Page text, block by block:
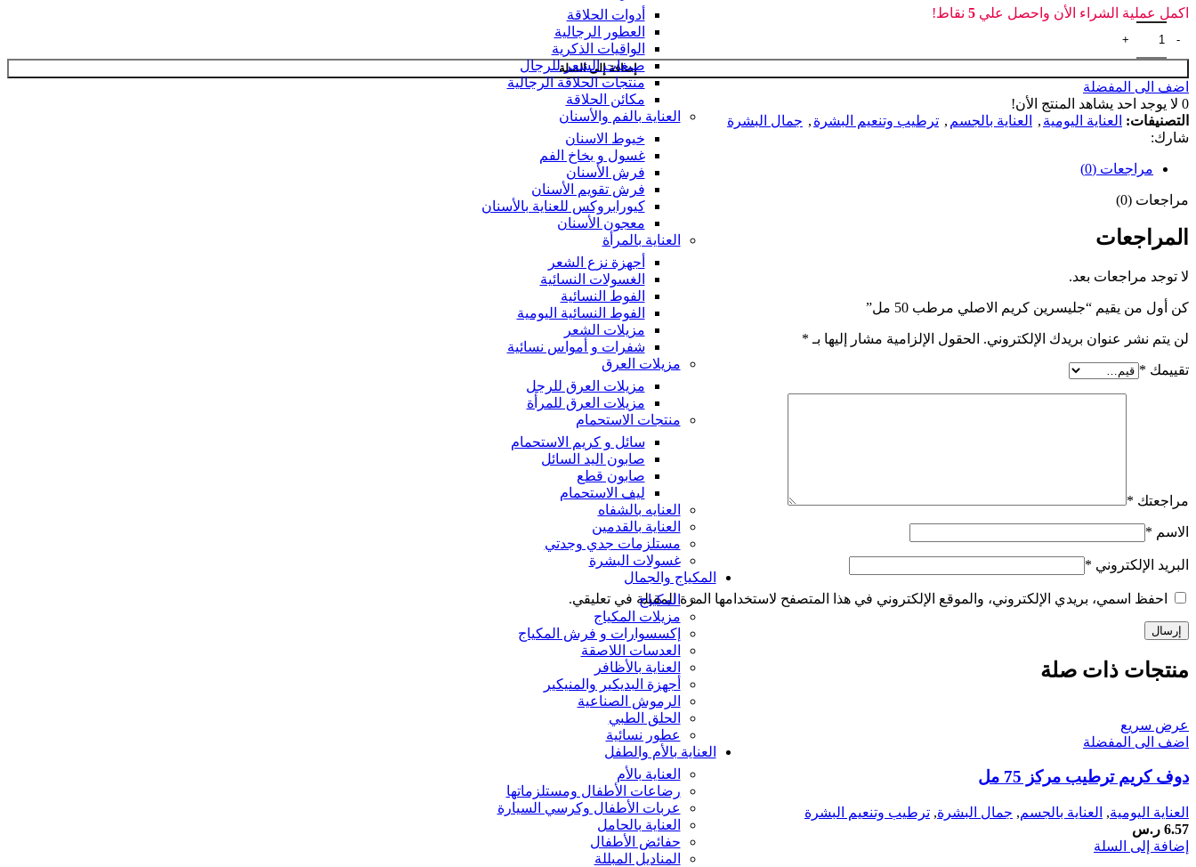
أدوات الحلاقة
العطور الرجالية
الواقيات الذكرية
صبغات الشعر للرجال
منتجات الحلاقة الرجالية
مكائن الحلاقة
العناية بالفم والأسنان
خيوط الاسنان
غسول و بخاخ الفم
فرش الأسنان
فرش تقويم الأسنان
كيورابروكس للعناية بالأسنان
معجون الأسنان
العناية بالمرأة
أجهزة نزع الشعر
الغسولات النسائية
الفوط النسائية
الفوط النسائية اليومية
مزيلات الشعر
شفرات و أمواس نسائية
مزيلات العرق
مزيلات العرق للرجل
مزيلات العرق للمرأة
منتجات الاستحمام
سائل و كريم الاستحمام
صابون اليد السائل
صابون قطع
ليف الاستحمام
العنايه بالشفاه
العناية بالقدمين
مستلزمات جدي وجدتي
غسولات البشرة
المكياج والجمال
المكياج
مزيلات المكياج
إكسسوارات و فرش المكياج
العدسات اللاصقة
العناية بالأظافر
أجهزة البديكير والمنيكير
الرموش الصناعية
الحلق الطبي
عطور نسائية
العناية بالأم والطفل
العناية بالأم
رضاعات الأطفال ومستلزماتها
عربات الأطفال وكرسي السيارة
العناية بالحامل
حفائض الأطفال
المناديل المبللة
اكمل عملية الشراء الأن واحصل علي 5 نقاط!
إضافة إلى السلة
اضف الى المفضلة
0 لا يوجد احد يشاهد المنتج الأن!
التصنيفات: العناية اليومية , العناية بالجسم , ترطيب وتنعيم البشرة , جمال البشرة
شارك:
مراجعات (0)
مراجعات (0)
المراجعات
لا توجد مراجعات بعد.
كن أول من يقيم “جليسرين كريم الاصلي مرطب 50 مل”
لن يتم نشر عنوان بريدك الإلكتروني. الحقول الإلزامية مشار إليها بـ *
تقييمك *
مراجعتك *
الاسم *
البريد الإلكتروني *
احفظ اسمي، بريدي الإلكتروني، والموقع الإلكتروني في هذا المتصفح لاستخدامها المرة المقبلة في تعليقي.
منتجات ذات صلة
عرض سريع
اضف الى المفضلة
دوف كريم ترطيب مركز 75 مل
العناية اليومية, العناية بالجسم, جمال البشرة, ترطيب وتنعيم البشرة
6.57 ر.س
إضافة إلى السلة